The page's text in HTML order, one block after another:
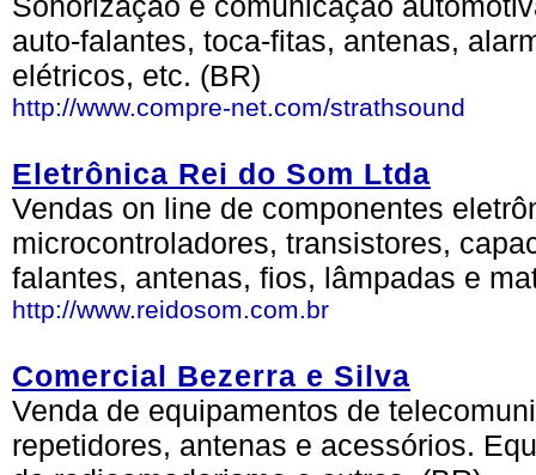
auto-falantes, toca-fitas, antenas,
elétricos, etc. (BR)
http://www.compre-net.com/strathsound
Eletrônica Rei do Som Ltda
Vendas on line de componentes
microcontroladores, transistores,
falantes, antenas, fios, lâmpadas e
http://www.reidosom.com.br
Comercial Bezerra e Silva
Venda de equipamentos de
repetidores, antenas e acessórios.